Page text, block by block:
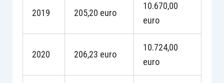
2019 205,20 euro
10.670,00
euro
2020 206,23 euro
10.724,00
euro